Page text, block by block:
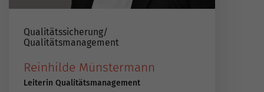
Qualitätssicherung​/​
Qualitätsmanagement
Reinhilde Münstermann
Leiterin Qualitätsmanagement